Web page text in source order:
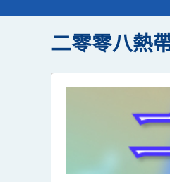
二零零八熱